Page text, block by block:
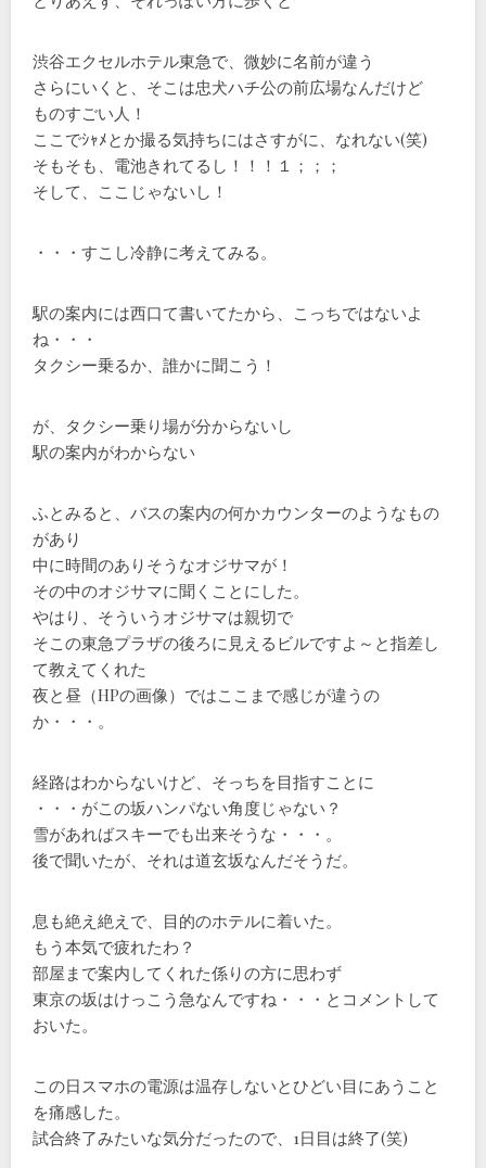
渋谷エクセルホテル東急で、微妙に名前が違う
さらにいくと、そこは忠犬ハチ公の前広場なんだけど
ものすごい人！
ここでｼｬﾒとか撮る気持ちにはさすがに、なれない(笑)
そもそも、電池きれてるし！！！１；；；
そして、ここじゃないし！
・・・すこし冷静に考えてみる。
駅の案内には西口て書いてたから、こっちではないよ
ね・・・
タクシー乗るか、誰かに聞こう！
が、タクシー乗り場が分からないし
駅の案内がわからない
ふとみると、バスの案内の何かカウンターのようなもの
があり
中に時間のありそうなオジサマが！
その中のオジサマに聞くことにした。
やはり、そういうオジサマは親切で
そこの東急プラザの後ろに見えるビルですよ～と指差し
て教えてくれた
夜と昼（HPの画像）ではここまで感じが違うの
か・・・。
経路はわからないけど、そっちを目指すことに
・・・がこの坂ハンパない角度じゃない？
雪があればスキーでも出来そうな・・・。
後で聞いたが、それは道玄坂なんだそうだ。
息も絶え絶えで、目的のホテルに着いた。
もう本気で疲れたわ？
部屋まで案内してくれた係りの方に思わず
東京の坂はけっこう急なんですね・・・とコメントして
おいた。
この日スマホの電源は温存しないとひどい目にあうこと
を痛感した。
試合終了みたいな気分だったので、1日目は終了(笑)